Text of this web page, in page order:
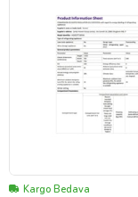
Kargo Bedava